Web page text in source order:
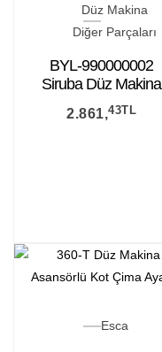
Düz Makina
Diğer Parçaları
BYL-990000002
Siruba Düz Makina
Pedal Kutusu
2.861,43TL
Esca